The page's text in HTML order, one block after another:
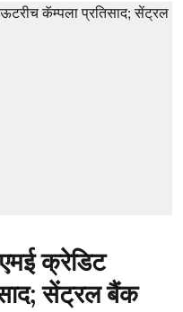
क्रेडिट
सेंट्रल बैंक